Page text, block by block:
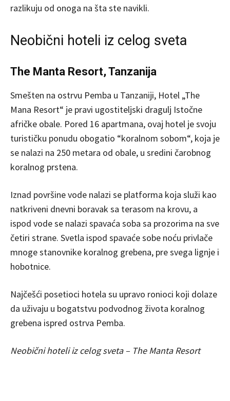
razlikuju od onoga na šta ste navikli.
Neobični hoteli iz celog sveta
The Manta Resort, Tanzanija
Smešten na ostrvu Pemba u Tanzaniji, Hotel „The
Mana Resort“ je pravi ugostiteljski dragulj Istočne
afričke obale. Pored 16 apartmana, ovaj hotel je svoju
turističku ponudu obogatio “koralnom sobom“, koja je
se nalazi na 250 metara od obale, u sredini čarobnog
koralnog prstena.
Iznad površine vode nalazi se platforma koja služi kao
natkriveni dnevni boravak sa terasom na krovu, a
ispod vode se nalazi spavaća soba sa prozorima na sve
četiri strane. Svetla ispod spavaće sobe noću privlače
mnoge stanovnike koralnog grebena, pre svega lignje i
hobotnice.
Najčešći posetioci hotela su upravo ronioci koji dolaze
da uživaju u bogatstvu podvodnog života koralnog
grebena ispred ostrva Pemba.
Neobični hoteli iz celog sveta – The Manta Resort